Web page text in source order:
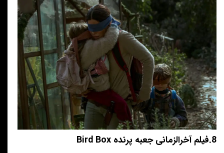
8.فیلم آخرالزمانی جعبه پرنده Bird Box